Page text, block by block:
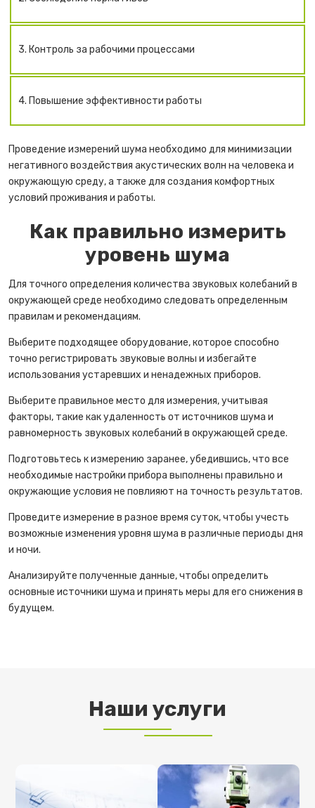
3. Контроль за рабочими процессами
4. Повышение эффективности работы
Проведение измерений шума необходимо для минимизации
негативного воздействия акустических волн на человека и
окружающую среду, а также для создания комфортных
условий проживания и работы.
Как правильно измерить
уровень шума
Для точного определения количества звуковых колебаний в
окружающей среде необходимо следовать определенным
правилам и рекомендациям.
Выберите подходящее оборудование, которое способно
точно регистрировать звуковые волны и избегайте
использования устаревших и ненадежных приборов.
Выберите правильное место для измерения, учитывая
факторы, такие как удаленность от источников шума и
равномерность звуковых колебаний в окружающей среде.
Подготовьтесь к измерению заранее, убедившись, что все
необходимые настройки прибора выполнены правильно и
окружающие условия не повлияют на точность результатов.
Проведите измерение в разное время суток, чтобы учесть
возможные изменения уровня шума в различные периоды дня
и ночи.
Анализируйте полученные данные, чтобы определить
основные источники шума и принять меры для его снижения в
будущем.
Наши услуги